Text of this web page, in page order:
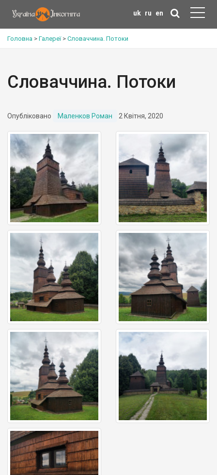
uk ru en
Головна > Галереї> Словаччина. Потоки
Словаччина. Потоки
Опубліковано Маленков Роман 2 Квітня, 2020